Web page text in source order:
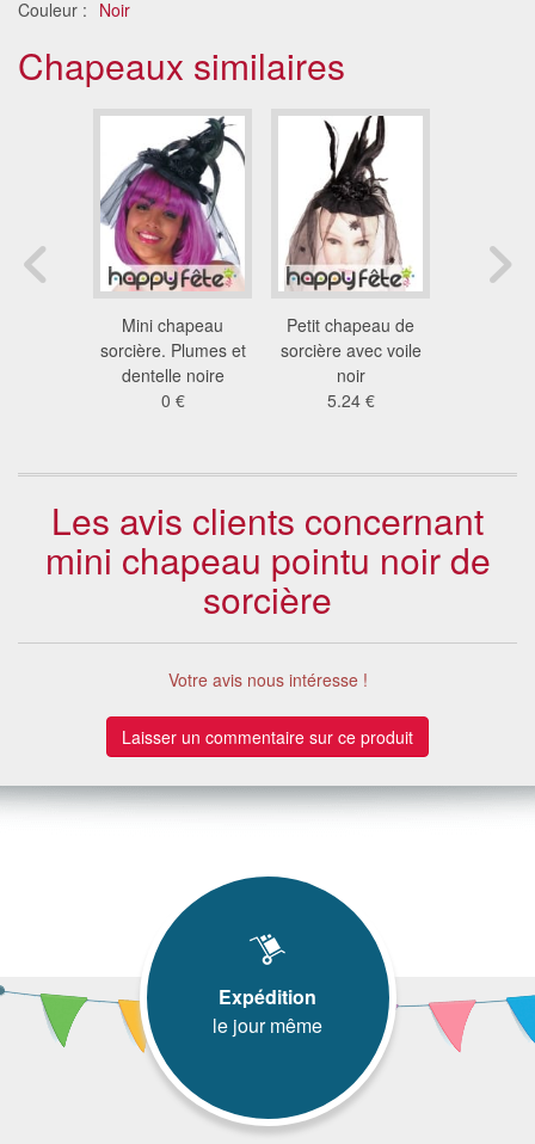
Couleur : Noir
Chapeaux similaires
Mini chapeau
sorcière. Plumes et
dentelle noire
0 €
Petit chapeau de
sorcière avec voile
noir
5.24 €
Les avis clients concernant
mini chapeau pointu noir de
sorcière
Votre avis nous intéresse !
Laisser un commentaire sur ce produit
Expédition
le jour même